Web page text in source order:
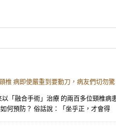
椎 病即使嚴重到要動刀，病友們切勿
「融合手術」治療 的兩百多位頸椎
何預防？ 俗話說：「坐乎正，才會得